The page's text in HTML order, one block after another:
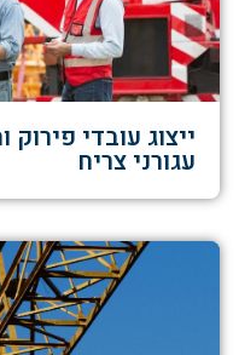
ייצוג עובדי
עגורני צריח